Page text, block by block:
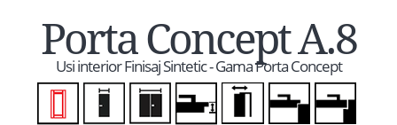
Porta Concept A.8
Usi interior Finisaj Sintetic - Gama Porta Concept